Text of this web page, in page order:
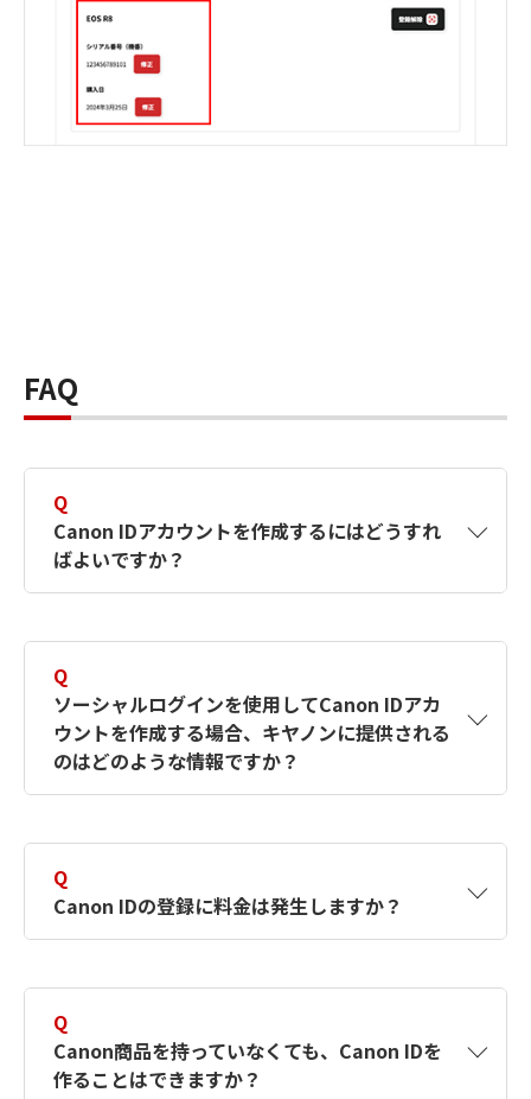
FAQ
Q
Canon IDアカウントを作成するにはどうすれ
ばよいですか？
す。詳しい作成方法は【カメラ】Canon IDとは
何ですか？Canon IDの作成方法は？をご確認く
ださい。
Q
ソーシャルログインを使用してCanon IDアカ
ウントを作成する場合、キヤノンに提供される
のはどのような情報ですか？
択したサービスから取得します。アカウントを
簡単に作成できるように、この情報を使用して
Canon IDの登録フォームを入力します。
Q
Canon IDの登録に料金は発生しますか？
Q
Canon商品を持っていなくても、Canon IDを
作ることはできますか？